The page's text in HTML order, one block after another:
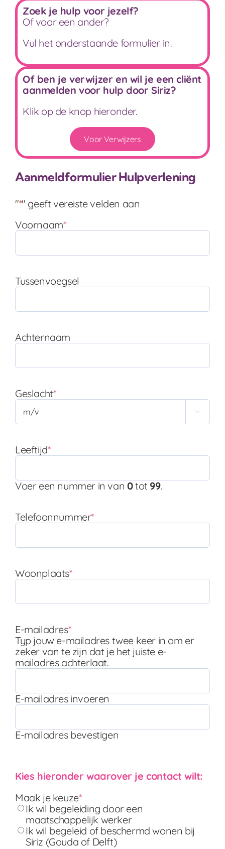
Zoek je hulp voor jezelf?
Of voor een ander?
Vul het onderstaande formulier in.
Of ben je verwijzer en wil je een cliënt
aanmelden voor hulp door Siriz?
Klik op de knop hieronder.
Voor Verwijzers
Aanmeldformulier Hulpverlening
"*" geeft vereiste velden aan
Voornaam*
Tussenvoegsel
Achternaam
Geslacht*

Leeftijd*
Voer een nummer in van 0tot 99.
Telefoonnummer*
Woonplaats*
E-mailadres*
Typ jouw e-mailadres twee keer in om er
zeker van te zijn dat je het juiste e-
mailadres achterlaat.
E-mailadres invoeren
E-mailadres bevestigen
Kies hieronder waarover je contact wilt:
Maak je keuze*
Ik wil begeleiding door een
maatschappelijk werker
Ik wil begeleid of beschermd wonen bij
Siriz (Gouda of Delft)